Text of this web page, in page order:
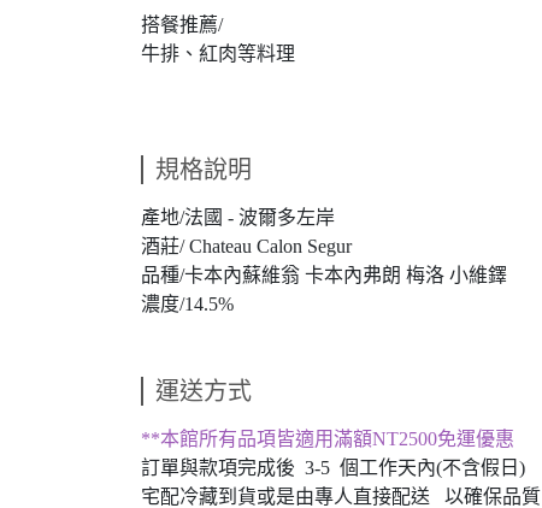
搭餐推薦/
牛排、紅肉等料理
規格說明
產地/法國 - 波爾多左岸
酒莊/ Chateau Calon Segur
品種/卡本內蘇維翁 卡本內弗朗 梅洛 小維鐸
濃度/14.5%
運送方式
**本館所有品項皆適用滿額NT2500免運優惠
訂單與款項完成後 3-5 個工作天內(不含假日)
宅配冷藏到貨或是由專人直接配送 以確保品質